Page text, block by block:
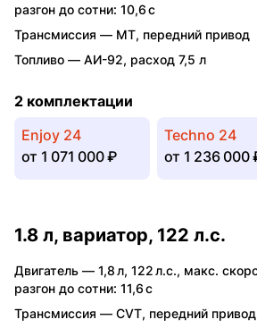
разгон до сотни: 10,6 с
Трансмиссия — MT, передний привод
Топливо — АИ-92, расход 7,5 л
2 комплектации
Enjoy 24
от 1 071 000 ₽
Techno 24
от 1 236 000
1.8 л, вариатор, 122 л.с.
Двигатель — 1,8 л, 122 л.с., макс.
разгон до сотни: 11,6 с
Трансмиссия — CVT, передний привод